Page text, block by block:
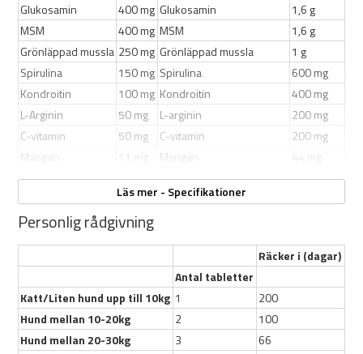
200tab
För den äldre hunden över 7år
Främjar ledernas hälsa
Boostar immunförsvaret
Enkel att dosera
Har du en hund med känslig mage så rekommenderar vi att du
startar med en låg dos och trappar upp sakta. Skulle det inte funka
så rekommenderar vi istället att du använderHyaluron+
Är din hund allergisk mot skaldjur så rekommenderas inte denna
produkt.
Glukosamin
400 mg Glukosamin
1,6 g
MSM
400 mg MSM
1,6 g
Grönläppad mussla 250 mg Grönläppad mussla
1 g
Spirulina
150 mg Spirulina
600 mg
Kondroitin
100 mg Kondroitin
400 mg
L-Arginin
50 mg L-arginin
200 mg
C-vitamin
50 mg C-vitamin
200 mg
Mangan
11 mg Mangan 44 mg
Ingredienser:
Glukosaminsulfat 2kcl, Metylsulfonylmetan, Kondroitinsulfat,
Läs mer - Specifikationer
Personlig rådgivning
Räcker i (dagar)
Antal tabletter
Katt/Liten hund upp till 10kg 1
200
Hund mellan 10-20kg
2
100
Hund mellan 20-30kg
3
66